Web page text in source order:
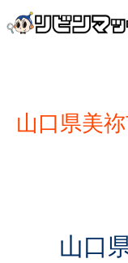
山口県美
山口